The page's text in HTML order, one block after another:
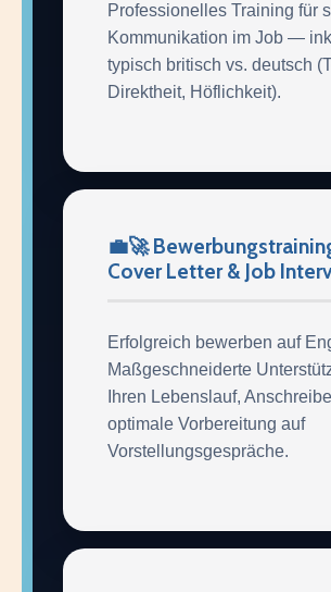
Professionelles Training für
Kommunikation im Job —
typisch britisch vs. deutsch
Direktheit, Höflichkeit).
💼🚀
Cover Letter & Job
Erfolgreich bewerben auf
Maßgeschneiderte
Ihren Lebenslauf,
optimale Vorbereitung auf
Vorstellungsgespräche.